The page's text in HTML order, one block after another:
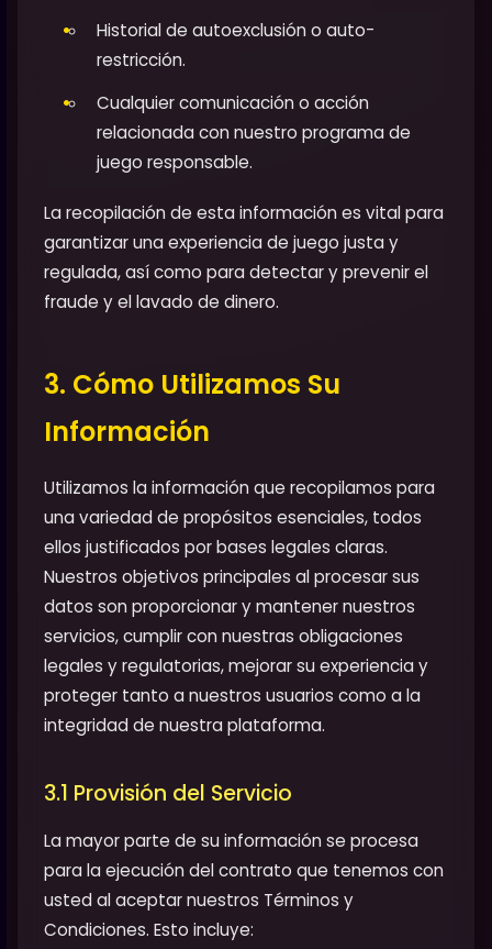
Historial de autoexclusión o auto-
restricción.
Cualquier comunicación o acción
relacionada con nuestro programa de
juego responsable.
La recopilación de esta información es vital para
garantizar una experiencia de juego justa y
regulada, así como para detectar y prevenir el
fraude y el lavado de dinero.
3. Cómo Utilizamos Su
Información
Utilizamos la información que recopilamos para
una variedad de propósitos esenciales, todos
ellos justificados por bases legales claras.
Nuestros objetivos principales al procesar sus
datos son proporcionar y mantener nuestros
servicios, cumplir con nuestras obligaciones
legales y regulatorias, mejorar su experiencia y
proteger tanto a nuestros usuarios como a la
integridad de nuestra plataforma.
3.1 Provisión del Servicio
La mayor parte de su información se procesa
para la ejecución del contrato que tenemos con
usted al aceptar nuestros Términos y
Condiciones. Esto incluye: